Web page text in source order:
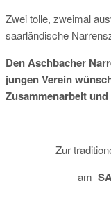
Zwei tolle, zweimal
saarländische
Den Aschbacher
jungen Verein
Zusammenarbeit
Zur traditionellen
am